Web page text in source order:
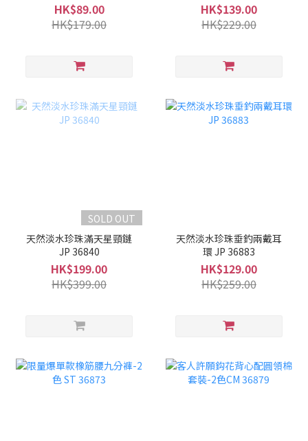
HK$89.00
HK$179.00
HK$139.00
HK$229.00
SOLD OUT
天然淡水珍珠滿天星頸鏈
JP 36840
HK$199.00
HK$399.00
天然淡水珍珠垂釣兩戴耳
環 JP 36883
HK$129.00
HK$259.00